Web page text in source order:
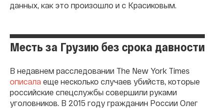
данных, как это произошло и с Красиковым.
Месть за Грузию без срока давности
В недавнем расследовании The New York Times
описала еще несколько случаев убийств, которые
российские спецслужбы совершили руками
уголовников. В 2015 году гражданин России Олег